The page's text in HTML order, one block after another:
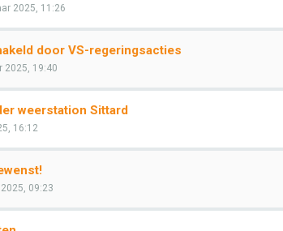
2025, 11:26
door VS-regeringsacties
2025, 19:40
weerstation Sittard
16:12
09:23